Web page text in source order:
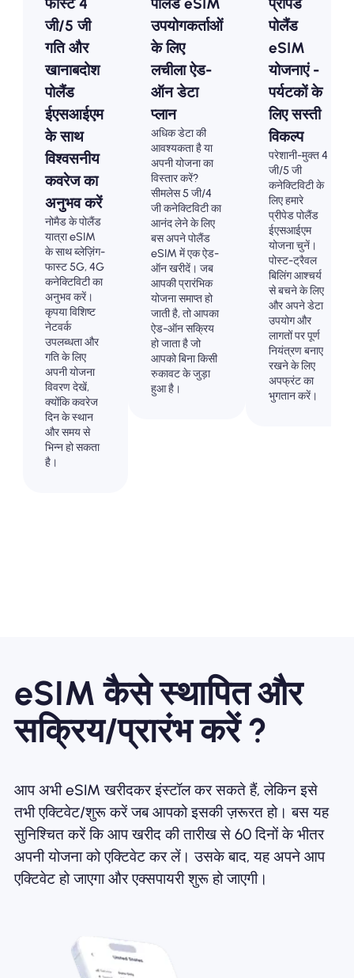
फास्ट 4
जी/5 जी
गति और
खानाबदोश
पोलैंड
ईएसआईएम
के साथ
विश्वसनीय
कवरेज का
अनुभव करें
नोमैड के पोलैंड
यात्रा eSIM
के साथ ब्लेज़िंग-
फास्ट 5G, 4G
कनेक्टिविटी का
अनुभव करें।
कृपया विशिष्ट
नेटवर्क
उपलब्धता और
गति के लिए
अपनी योजना
विवरण देखें,
क्योंकि कवरेज
दिन के स्थान
और समय से
भिन्न हो सकता
है।
पोलैंड eSIM
उपयोगकर्ताओं
के लिए
लचीला ऐड-
ऑन डेटा
प्लान
अधिक डेटा की
आवश्यकता है या
अपनी योजना का
विस्तार करें?
सीमलेस 5 जी/4
जी कनेक्टिविटी का
आनंद लेने के लिए
बस अपने पोलैंड
eSIM में एक ऐड-
ऑन खरीदें। जब
आपकी प्रारंभिक
योजना समाप्त हो
जाती है, तो आपका
ऐड-ऑन सक्रिय
हो जाता है जो
आपको बिना किसी
रुकावट के जुड़ा
हुआ है।
प्रीपेड
पोलैंड
eSIM
योजनाएं -
पर्यटकों के
लिए सस्ती
विकल्प
परेशानी-मुक्त 4
जी/5 जी
कनेक्टिविटी के
लिए हमारे
प्रीपेड पोलैंड
ईएसआईएम
योजना चुनें।
पोस्ट-ट्रैवल
बिलिंग आश्चर्य
से बचने के लिए
और अपने डेटा
उपयोग और
लागतों पर पूर्ण
नियंत्रण बनाए
रखने के लिए
अपफ्रंट का
भुगतान करें।
eSIM कैसे स्थापित और
सक्रिय/प्रारंभ करें ?
आप अभी eSIM खरीदकर इंस्टॉल कर सकते हैं, लेकिन इसे
तभी एक्टिवेट/शुरू करें जब आपको इसकी ज़रूरत हो। बस यह
सुनिश्चित करें कि आप खरीद की तारीख से 60 दिनों के भीतर
अपनी योजना को एक्टिवेट कर लें। उसके बाद, यह अपने आप
एक्टिवेट हो जाएगा और एक्सपायरी शुरू हो जाएगी।